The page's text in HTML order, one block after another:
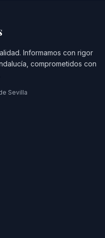
Informamos con rigor
comprometidos con
Sevilla